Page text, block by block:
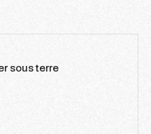
sous terre